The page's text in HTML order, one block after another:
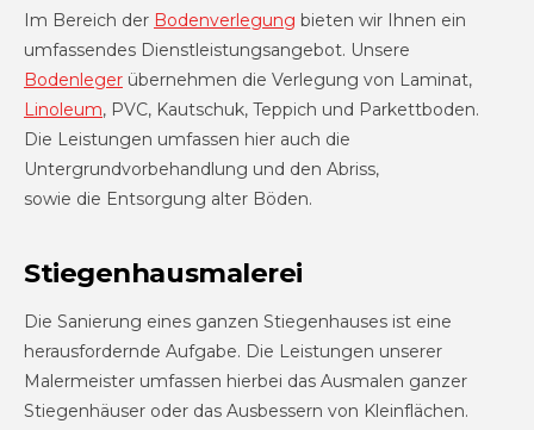
Im Bereich der Bodenverlegung bieten wir Ihnen ein
umfassendes Dienstleistungsangebot. Unsere
Bodenleger übernehmen die Verlegung von Laminat,
Linoleum, PVC, Kautschuk, Teppich und Parkettboden.
Die Leistungen umfassen hier auch die
Untergrundvorbehandlung und den Abriss,
sowie die Entsorgung alter Böden.
Stiegenhausmalerei
Die Sanierung eines ganzen Stiegenhauses ist eine
herausfordernde Aufgabe. Die Leistungen unserer
Malermeister umfassen hierbei das Ausmalen ganzer
Stiegenhäuser oder das Ausbessern von Kleinflächen.